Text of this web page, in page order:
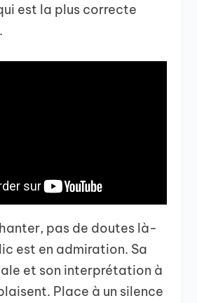
est la plus correcte
pas de doutes là-
est en admiration. Sa
et son interprétation à
Place à un silence